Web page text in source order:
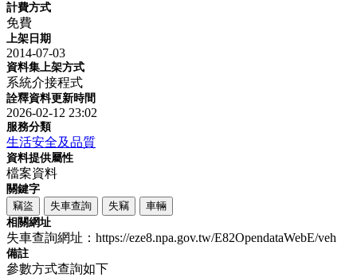
計費方式
免費
上架日期
2014-07-03
資料集上架方式
系統介接程式
詮釋資料更新時間
2026-02-12 23:02
服務分類
生活安全及品質
資料提供屬性
檔案資料
關鍵字
竊盜
失車查詢 失竊
車輛
相關網址
失車查詢網址：https://eze8.npa.gov.tw/E82OpendataWebE/veh
備註
參數方式查詢如下